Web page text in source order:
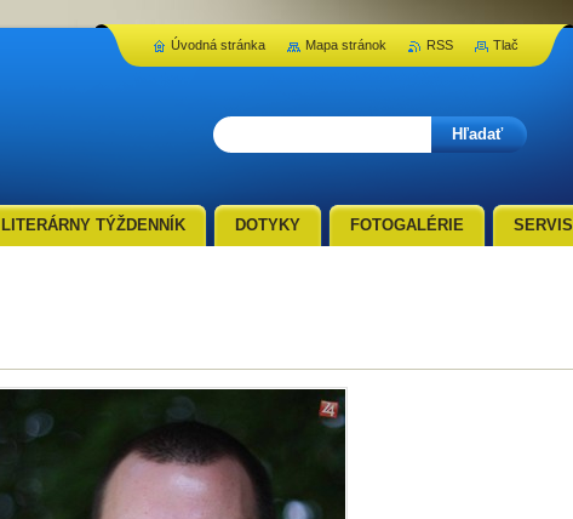
LITERÁRNY TÝŽDENNÍK DOTYKY FOTOGALÉRIE SERVIS
Úvodná stránka Mapa stránok RSS Tlač